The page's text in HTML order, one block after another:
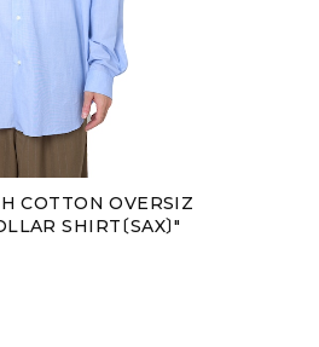
COTTON OVERSIZ
SHIRT〔SAX〕"